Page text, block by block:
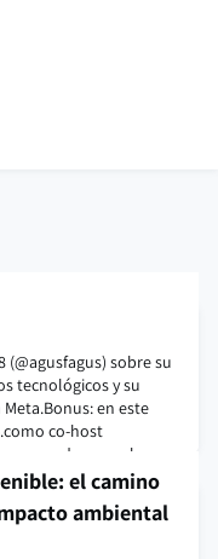
sobre su
tecnológicos y su
en este
co-host
poder escucharnos
que se proyectaron y
el camino
ambiental